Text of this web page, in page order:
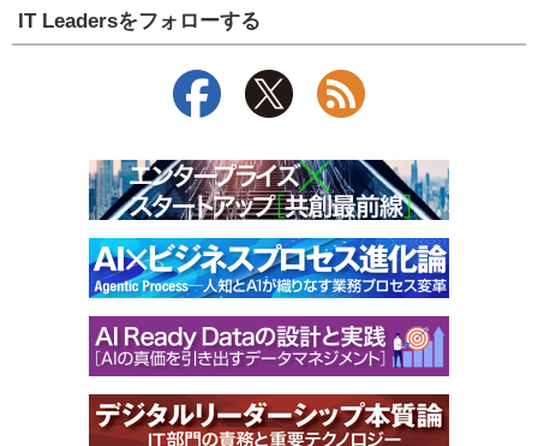
IT Leadersをフォローする